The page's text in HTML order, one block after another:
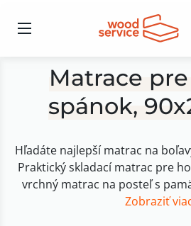
Matrace
spánok,
Hľadáte najlepší matrac na
Praktický skladací matrac pre
vrchný matrac na posteľ s
Zobraziť